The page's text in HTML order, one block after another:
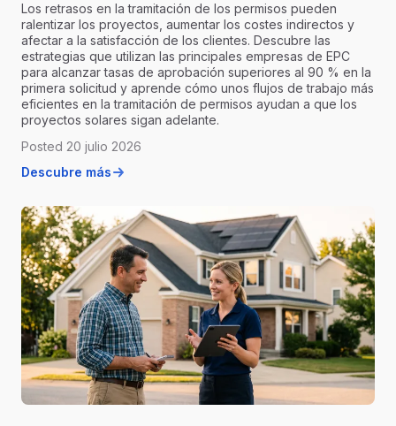
Los retrasos en la tramitación de los permisos pueden
ralentizar los proyectos, aumentar los costes indirectos y
afectar a la satisfacción de los clientes. Descubre las
estrategias que utilizan las principales empresas de EPC
para alcanzar tasas de aprobación superiores al 90 % en la
primera solicitud y aprende cómo unos flujos de trabajo más
eficientes en la tramitación de permisos ayudan a que los
proyectos solares sigan adelante.
Posted 20 julio 2026
Descubre más